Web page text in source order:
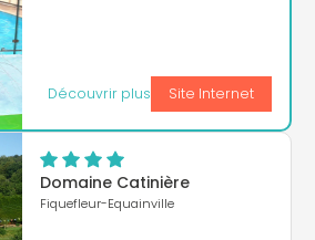
Découvrir plus Site Internet
Domaine Catinière
Fiquefleur-Equainville